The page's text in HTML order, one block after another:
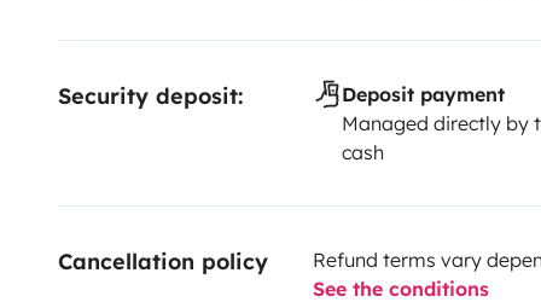
Security deposit:
Deposit payment
Managed directly by
cash
Cancellation policy
Refund terms vary
See the conditions